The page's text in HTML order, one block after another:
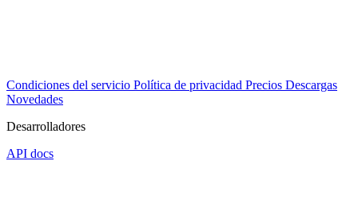
Condiciones del servicio Política de privacidad Precios Descargas
Novedades
Desarrolladores
API docs